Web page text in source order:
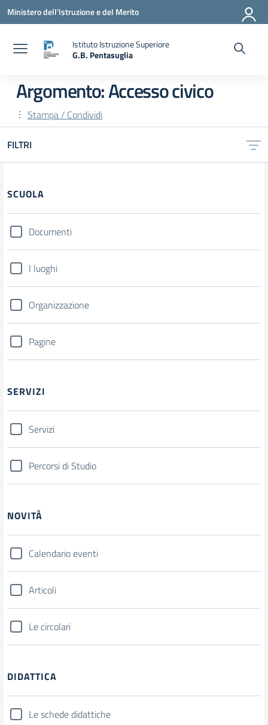
Vai ai contenuti
Vai al menu di navigazione
Vai al footer
Ministero dell'Istruzione e del Merito
Istituto Istruzione Superiore
G.B. Pentasuglia
— Visita la pagina iniziale della scuola
Argomento: Accesso civico
Stampa / Condividi
FILTRI
Filtri
SCUOLA
Documenti
I luoghi
Organizzazione
Pagine
SERVIZI
Servizi
Percorsi di Studio
NOVITÀ
Calendario eventi
Articoli
Le circolari
DIDATTICA
Le schede didattiche